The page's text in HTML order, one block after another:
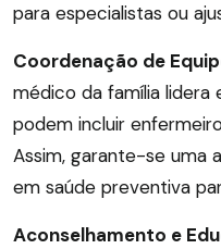
para especialistas ou
Coordenação de
médico da família lidera
podem incluir
Assim, garante-se uma
em saúde preventiva
Aconselhamento e